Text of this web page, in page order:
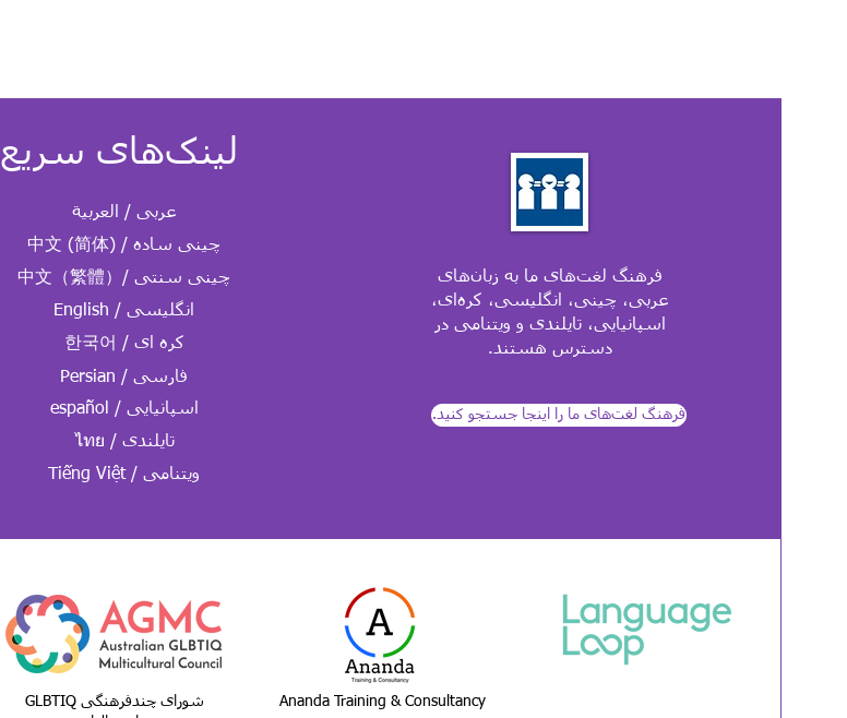
لینک‌های سریع
中文 (简体) / چینی ساده
中文（繁體）/ چینی سنتی
English / انگلیسی
한국어 / کره ای
español / اسپانیایی
ไทย / تایلندی
Tiếng Việt / ویتنامی
فرهنگ لغت‌های ما به زبان‌های
عربی، چینی، انگلیسی، کره‌ای،
اسپانیایی، تایلندی و ویتنامی در
دسترس هستند.
‫‏فرهنگ لغت‌های ما را اینجا جستجو کنید.‪
شورای چندفرهنگی GLBTIQ
Ananda Training & Consultancy
Persian / فارسی